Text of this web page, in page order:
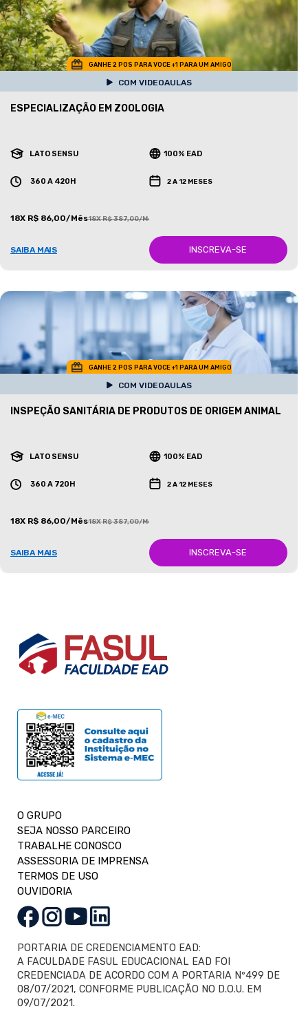
GANHE 2 POS PARA VOCE +1 PARA UM AMIGO
COM VIDEOAULAS
ESPECIALIZAÇÃO EM ZOOLOGIA
LATO SENSU 100% EAD
360 A 420H 2 A 12 MESES
18X R$ 86,00/Mês18X R$ 387,00/Mês
SAIBA MAIS INSCREVA-SE
GANHE 2 POS PARA VOCE +1 PARA UM AMIGO
COM VIDEOAULAS
INSPEÇÃO SANITÁRIA DE PRODUTOS DE ORIGEM ANIMAL
LATO SENSU 100% EAD
360 A 720H 2 A 12 MESES
18X R$ 86,00/Mês18X R$ 387,00/Mês
SAIBA MAIS INSCREVA-SE
O GRUPO
SEJA NOSSO PARCEIRO
TRABALHE CONOSCO
ASSESSORIA DE IMPRENSA
TERMOS DE USO
OUVIDORIA
PORTARIA DE CREDENCIAMENTO EAD:
A FACULDADE FASUL EDUCACIONAL EAD FOI
CREDENCIADA DE ACORDO COM A PORTARIA Nº499 DE
08/07/2021, CONFORME PUBLICAÇÃO NO D.O.U. EM
09/07/2021.